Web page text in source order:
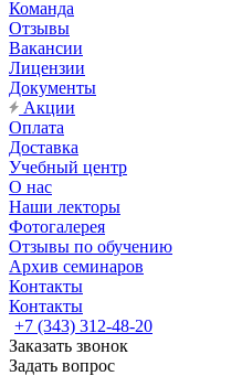
Команда
Отзывы
Вакансии
Лицензии
Документы
Акции
Оплата
Доставка
Учебный центр
О нас
Наши лекторы
Фотогалерея
Отзывы по обучению
Архив семинаров
Контакты
Контакты
+7 (343) 312-48-20
Заказать звонок
Задать вопрос